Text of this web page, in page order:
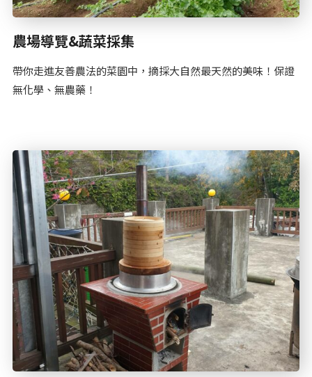
農場導覽&蔬菜採集
帶你走進友善農法的菜園中，摘採大自然最天然的美味！保證
無化學、無農藥！